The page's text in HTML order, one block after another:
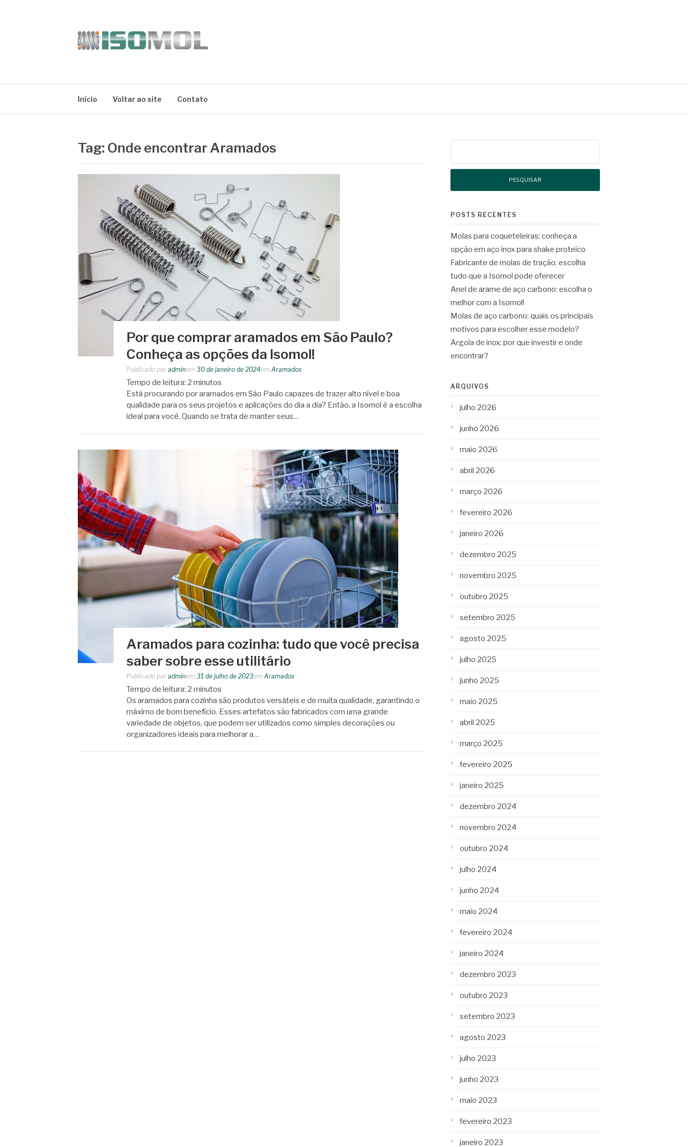
Início Voltar ao site Contato
Tag: Onde encontrar Aramados
Por que comprar aramados em São Paulo?
Conheça as opções da Isomol!
Publicado por adminem 30 de janeiro de 2024em Aramados
Tempo de leitura: 2 minutos
Está procurando por aramados em São Paulo capazes de trazer alto nível e boa
qualidade para os seus projetos e aplicações do dia a dia? Então, a Isomol é a escolha
ideal para você. Quando se trata de manter seus…
Aramados para cozinha: tudo que você precisa
saber sobre esse utilitário
Publicado por adminem 31 de julho de 2023em Aramados
Tempo de leitura: 2 minutos
Os aramados para cozinha são produtos versáteis e de muita qualidade, garantindo o
máximo de bom benefício. Esses artefatos são fabricados com uma grande
variedade de objetos, que podem ser utilizados como simples decorações ou
organizadores ideais para melhorar a…
POSTS RECENTES
Molas para coqueteleiras: conheça a
opção em aço inox para shake proteíco
Fabricante de molas de tração: escolha
tudo que a Isomol pode oferecer
Anel de arame de aço carbono: escolha o
melhor com a Isomol!
Molas de aço carbono: quais os principais
motivos para escolher esse modelo?
Argola de inox: por que investir e onde
encontrar?
ARQUIVOS
julho 2026
junho 2026
maio 2026
abril 2026
março 2026
fevereiro 2026
janeiro 2026
dezembro 2025
novembro 2025
outubro 2025
setembro 2025
agosto 2025
julho 2025
junho 2025
maio 2025
abril 2025
março 2025
fevereiro 2025
janeiro 2025
dezembro 2024
novembro 2024
outubro 2024
julho 2024
junho 2024
maio 2024
fevereiro 2024
janeiro 2024
dezembro 2023
outubro 2023
setembro 2023
agosto 2023
julho 2023
junho 2023
maio 2023
fevereiro 2023
janeiro 2023